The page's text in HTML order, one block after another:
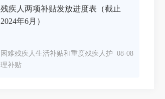
残疾人两项补贴发放进度表（截止
2024年6月）
08-08
困难残疾人生活补贴和重度残疾人护
理补贴